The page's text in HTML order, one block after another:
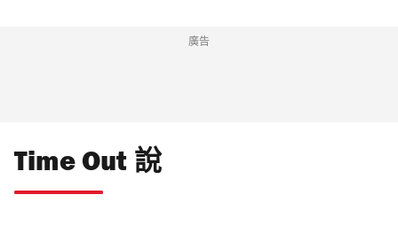
廣告
Time Out 說